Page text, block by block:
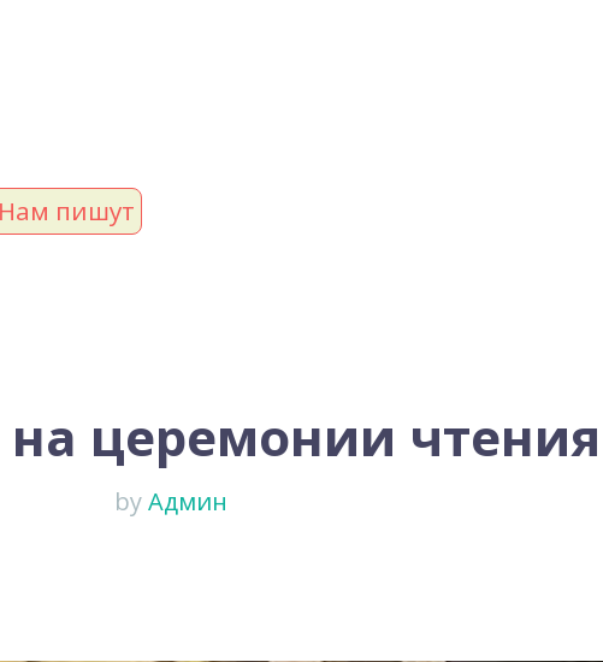
Нам пишут
церемонии
byАдмин